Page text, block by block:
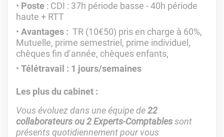
Poste : CDI : 37h période basse - 40h période
haute + RTT
Avantages : TR (10€50) pris en charge à 60%,
Mutuelle, prime semestriel, prime individuel,
chèques fin d’année, chèques enfants,
Télétravail : 1 jours/semaines
Les plus du cabinet :
Vous évoluez dans une équipe de22
collaborateurs ou 2 Experts-Comptablessont
présents quotidiennement pour vous